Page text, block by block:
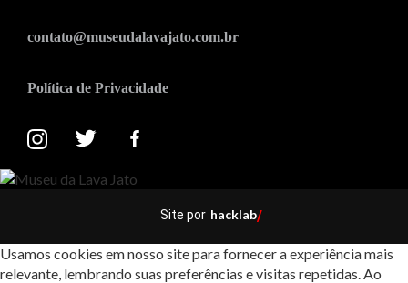
contato@museudalavajato.com.br
Política de Privacidade
Site por hacklab/
Usamos cookies em nosso site para fornecer a experiência mais
relevante, lembrando suas preferências e visitas repetidas. Ao